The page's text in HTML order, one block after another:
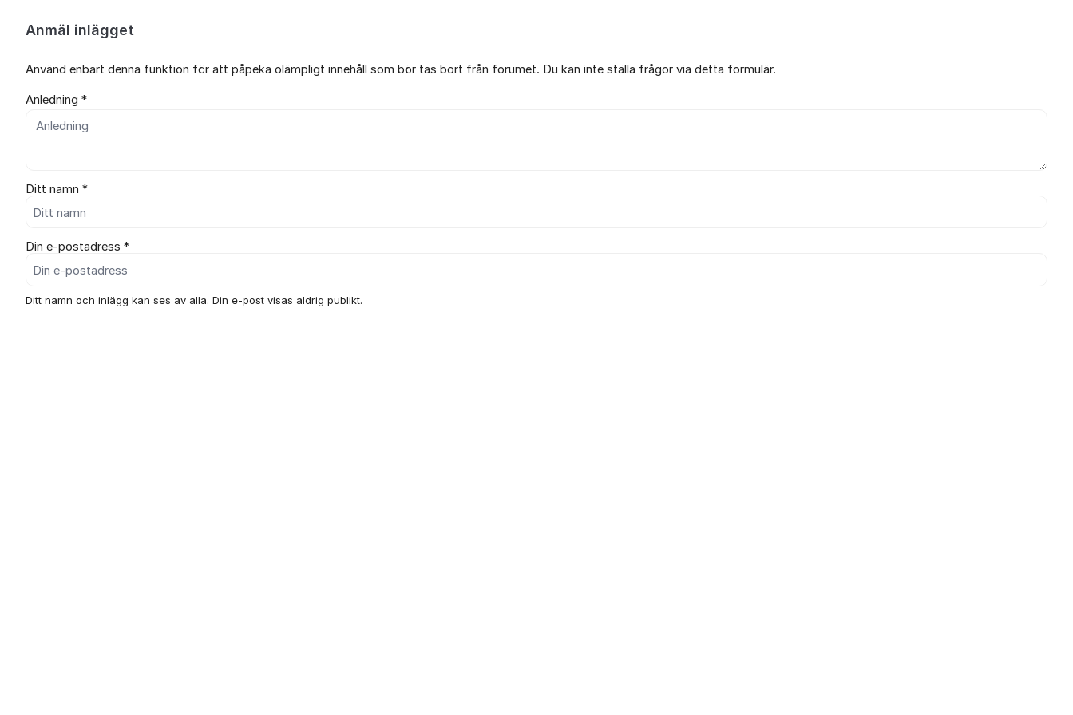
Anmäl inlägget
Använd enbart denna funktion för att påpeka olämpligt innehåll som bör tas bort från forumet. Du kan inte ställa frågor via detta formulär.
Anledning *
Ditt namn *
Din e-postadress *
Ditt namn och inlägg kan ses av alla. Din e-post visas aldrig publikt.